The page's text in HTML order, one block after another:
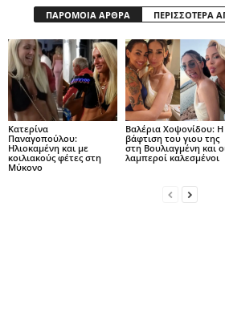
ΠΑΡΟΜΟΙΑ ΑΡΘΡΑ ΠΕΡΙΣΣΟΤΕΡΑ
Κατερίνα
Παναγοπούλου:
Ηλιοκαμένη και με
κοιλιακούς φέτες στη
Μύκονο
Βαλέρια Χοψονίδου: Η
βάφτιση του γιου της
στη Βουλιαγμένη και
λαμπεροί καλεσμένοι